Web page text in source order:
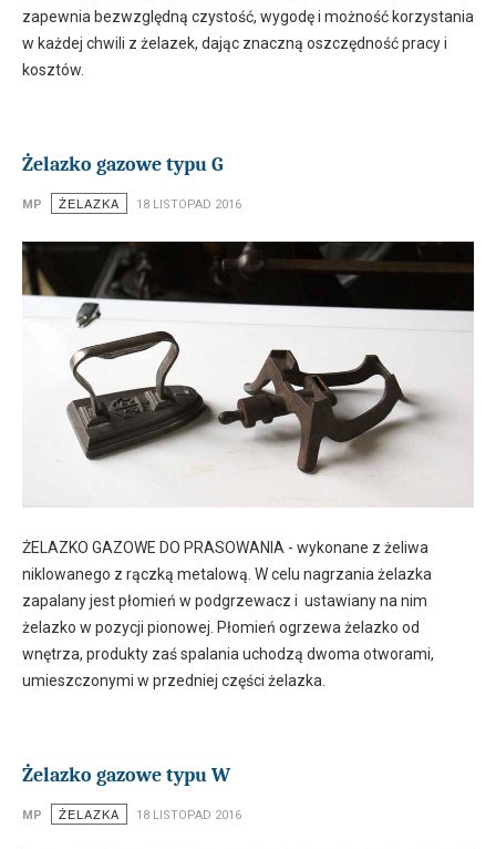
zapewnia bezwzględną czystość, wygodę i możność korzystania
w każdej chwili z żelazek, dając znaczną oszczędność pracy i
kosztów.
Żelazko gazowe typu G
MP ŻELAZKA 18 LISTOPAD 2016
ŻELAZKO GAZOWE DO PRASOWANIA - wykonane z żeliwa
niklowanego z rączką metalową. W celu nagrzania żelazka
zapalany jest płomień w podgrzewacz i ustawiany na nim
żelazko w pozycji pionowej. Płomień ogrzewa żelazko od
wnętrza, produkty zaś spalania uchodzą dwoma otworami,
umieszczonymi w przedniej części żelazka.
Żelazko gazowe typu W
MP ŻELAZKA 18 LISTOPAD 2016